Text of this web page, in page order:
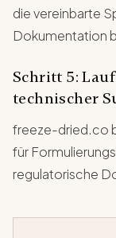
die vereinbarte
Dokumentation
Schritt 5:
technischer
freeze-dried.co
für
regulatorische